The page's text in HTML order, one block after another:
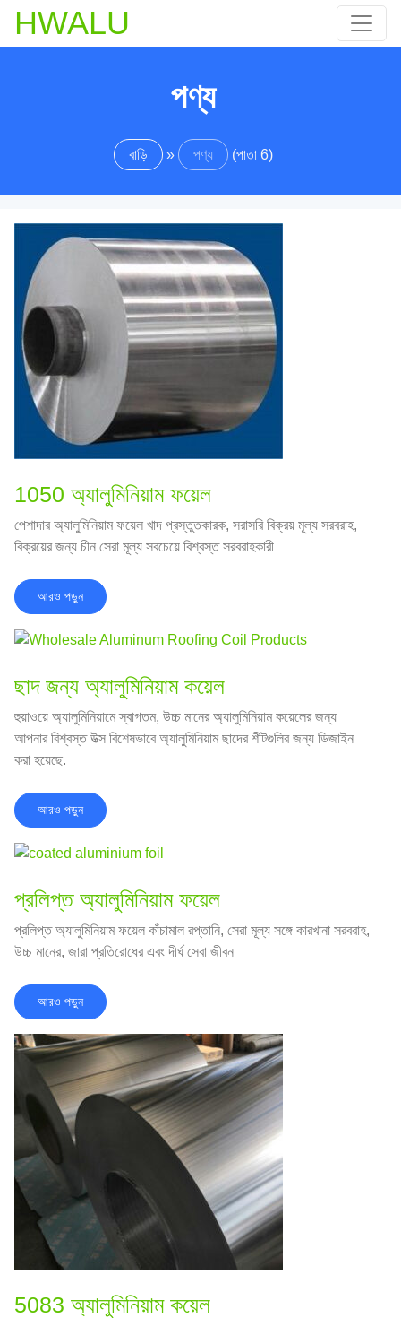
HWALU
পণ্য
বাড়ি » পণ্য (পাতা 6)
1050 অ্যালুমিনিয়াম ফয়েল
পেশাদার অ্যালুমিনিয়াম ফয়েল খাদ প্রস্তুতকারক, সরাসরি বিক্রয় মূল্য সরবরাহ,
বিক্রয়ের জন্য চীন সেরা মূল্য সবচেয়ে বিশ্বস্ত সরবরাহকারী
আরও পড়ুন
ছাদ জন্য অ্যালুমিনিয়াম কয়েল
হুয়াওয়ে অ্যালুমিনিয়ামে স্বাগতম, উচ্চ মানের অ্যালুমিনিয়াম কয়েলের জন্য
আপনার বিশ্বস্ত উত্স বিশেষভাবে অ্যালুমিনিয়াম ছাদের শীটগুলির জন্য ডিজাইন
করা হয়েছে.
আরও পড়ুন
প্রলিপ্ত অ্যালুমিনিয়াম ফয়েল
প্রলিপ্ত অ্যালুমিনিয়াম ফয়েল কাঁচামাল রপ্তানি, সেরা মূল্য সঙ্গে কারখানা সরবরাহ,
উচ্চ মানের, জারা প্রতিরোধের এবং দীর্ঘ সেবা জীবন
আরও পড়ুন
5083 অ্যালুমিনিয়াম কয়েল